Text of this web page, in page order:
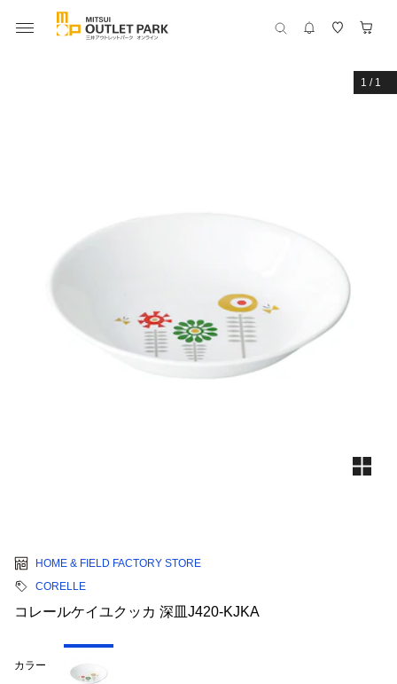
1 / 1
HOME & FIELD FACTORY STORE
CORELLE
コレールケイユクッカ 深皿J420-KJKA
カラー